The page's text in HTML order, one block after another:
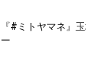
『#ミトヤマネ』
ー